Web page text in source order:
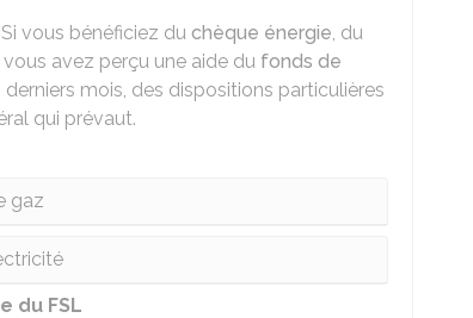
vous bénéficiez du chèque énergie, du
avez perçu une aide du fonds de
derniers mois, des dispositions particulières
qui prévaut.
gaz
du FSL